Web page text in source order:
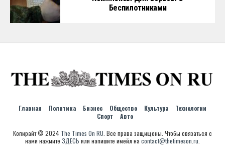
Беспилотниками
Главная Политика Бизнес Общество Культура
Технологии
Спорт
Авто
Копирайт © 2024 The Times On RU . Все права защищены. Чтобы связаться с
нами нажмите ЗДЕСЬ или напишите имейл на contact@thetimeson.ru